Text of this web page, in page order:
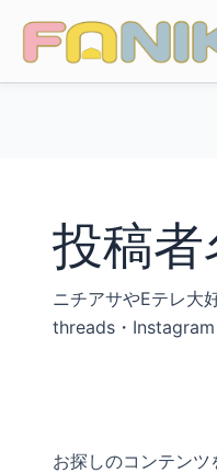
投稿
ニチアサやEテレ大
threads・
お探しのコンテンツ